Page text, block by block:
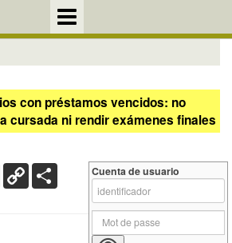
con préstamos vencidos: no
cursada ni rendir exámenes finales
X Copy
Link
Cuenta de usuario